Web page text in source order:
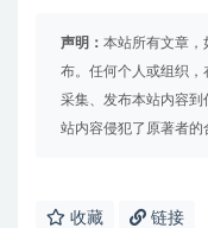
声明： 本站所有文章，
布。任何个人或组织，
采集、发布本站内容
站内容侵犯了原著者的
收藏 链接